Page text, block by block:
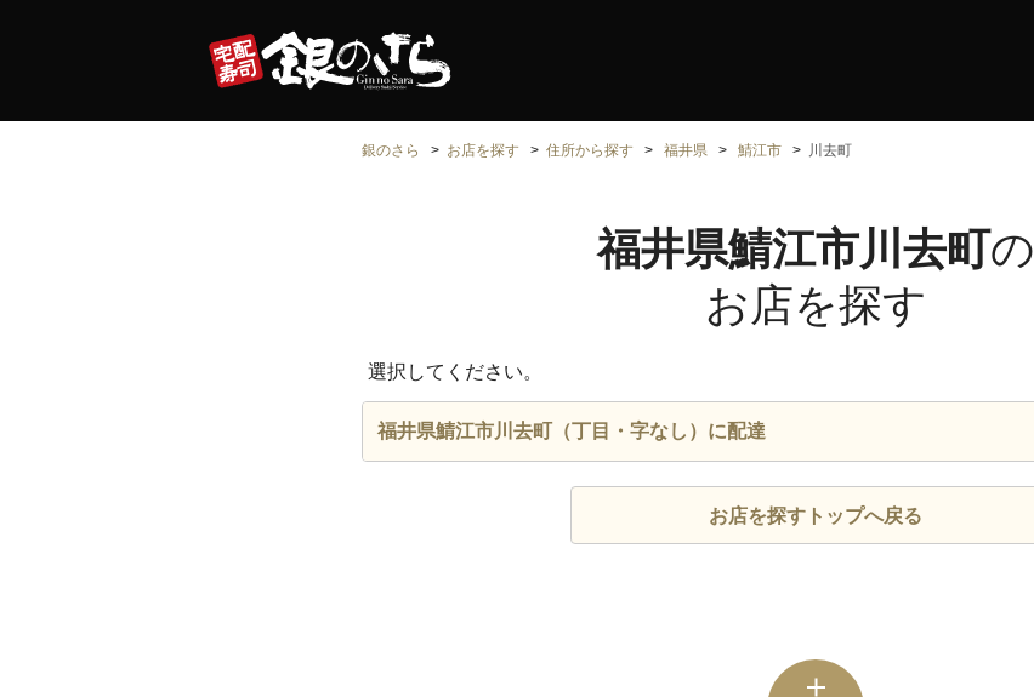
銀のさら お店を探す 住所から探す 福井県 鯖江市 川去町
福井県鯖江市川去町の
お店を探す
選択してください。
福井県鯖江市川去町（丁目・字なし）に配達
お店を探すトップへ戻る